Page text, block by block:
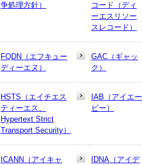
争処理方針）
コード（ディ
ーエスリソー
スレコード）
FQDN（エフキュー
ディーエヌ）
GAC（ギャッ
ク）
HSTS（エイチエス
ティーエス、
Hypertext Strict
Transport Security）
IAB（アイエー
ビー）
ICANN（アイキャ
IDNA（アイデ